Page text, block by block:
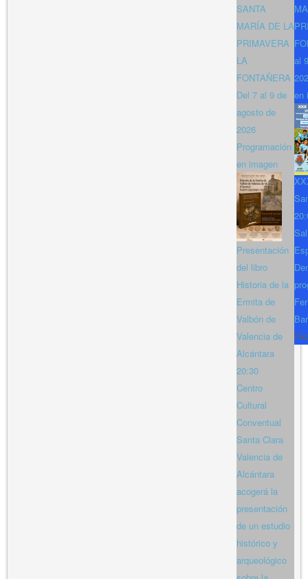
SANTA
MARÍA DE LA
PRIMAVERA
LA
FONTAÑERA
Del 7 al 9 de
agosto de
2026
Programación
en imagen
Presentación
del libro
Historia de la
Ermita de
Valbón de
Valencia de
Alcántara
20:30
Centro
Cultural
Conventual
Santa Clara
Valencia de
Alcántara
acogerá la
presentación
de un estudio
histórico y
arqueológico
al
en